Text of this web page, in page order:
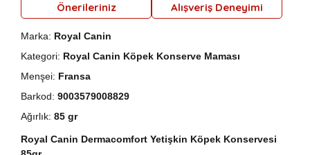
Önerileriniz
Alışveriş Deneyimi
Marka: Royal Canin
Kategori: Royal Canin Köpek Konserve Maması
Menşei: Fransa
Barkod: 9003579008829
Ağırlık: 85 gr
Royal Canin Dermacomfort Yetişkin Köpek Konservesi